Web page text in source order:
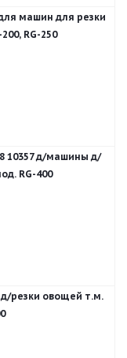
машин для резки
RG-250
10357 д/машины д/
RG-400
резки овощей т.м.